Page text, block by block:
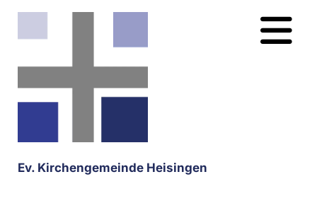
Ev. Kirchengemeinde Heisingen